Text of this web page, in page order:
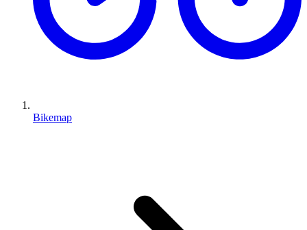
Bikemap